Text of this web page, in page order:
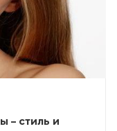
– стиль и